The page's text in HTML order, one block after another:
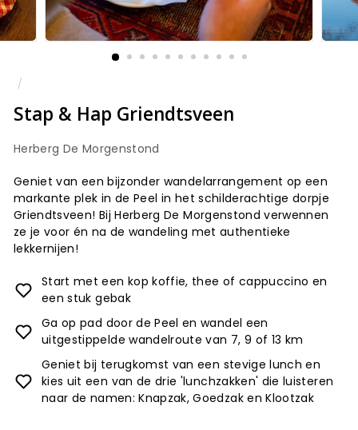
/
Stap & Hap Griendtsveen
Herberg De Morgenstond
Geniet van een bijzonder wandelarrangement op een
markante plek in de Peel in het schilderachtige dorpje
Griendtsveen! Bij Herberg De Morgenstond verwennen
ze je voor én na de wandeling met authentieke
lekkernijen!
Start met een kop koffie, thee of cappuccino en
een stuk gebak
Ga op pad door de Peel en wandel een
uitgestippelde wandelroute van 7, 9 of 13 km
Geniet bij terugkomst van een stevige lunch en
kies uit een van de drie 'lunchzakken' die luisteren
naar de namen: Knapzak, Goedzak en Klootzak